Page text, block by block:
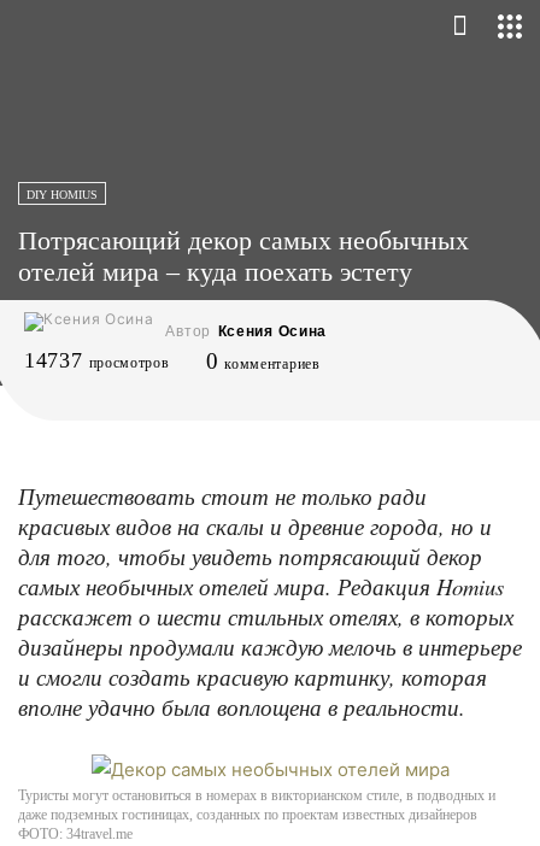
DIY HOMIUS
Потрясающий декор самых необычных
отелей мира – куда поехать эстету
Автор Ксения Осина
14737 просмотров 0 комментариев
Путешествовать стоит не только ради
красивых видов на скалы и древние города, но и
для того, чтобы увидеть потрясающий декор
самых необычных отелей мира. Редакция Homius
расскажет о шести стильных отелях, в которых
дизайнеры продумали каждую мелочь в интерьере
и смогли создать красивую картинку, которая
вполне удачно была воплощена в реальности.
Туристы могут остановиться в номерах в викторианском стиле, в подводных и
даже подземных гостиницах, созданных по проектам известных дизайнеров
ФОТО: 34travel.me